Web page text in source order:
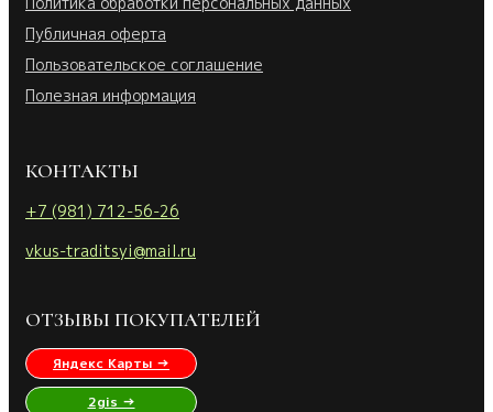
Публичная оферта
Пользовательское соглашение
Полезная информация
КОНТАКТЫ
+7 (981) 712-56-26
vkus-traditsyi@mail.ru
ОТЗЫВЫ ПОКУПАТЕЛЕЙ
Яндекс Карты →
2gis →